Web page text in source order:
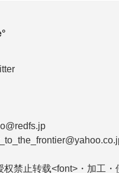
权禁止转载<font>・加工